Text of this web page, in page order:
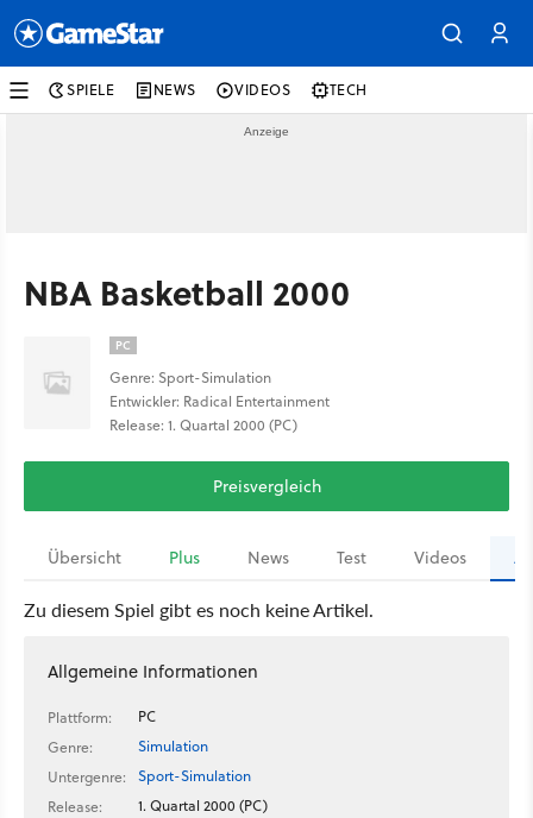
SPIELE NEWS VIDEOS TECH
NBA Basketball 2000
PC
Genre: Sport-Simulation
Entwickler: Radical Entertainment
Release: 1. Quartal 2000 (PC)
Preisvergleich
Übersicht Plus News Test Videos
Zu diesem Spiel gibt es noch keine Artikel.
Allgemeine Informationen
Plattform:
PC
Genre:
Simulation
Untergenre:
Sport-Simulation
Release:
1. Quartal 2000 (PC)